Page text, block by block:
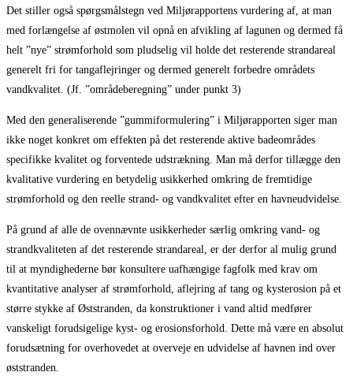
Det stiller også spørgsmålstegn ved Miljørapportens vurdering af, at man
med forlængelse af østmolen vil opnå en afvikling af lagunen og dermed få
helt ”nye” strømforhold som pludselig vil holde det resterende strandareal
generelt fri for tangaflejringer og dermed generelt forbedre områdets
vandkvalitet. (Jf. ”områdeberegning” under punkt 3)
Med den generaliserende ”gummiformulering” i Miljørapporten siger man
ikke noget konkret om effekten på det resterende aktive badeområdes
specifikke kvalitet og forventede udstrækning. Man må derfor tillægge den
kvalitative vurdering en betydelig usikkerhed omkring de fremtidige
strømforhold og den reelle strand- og vandkvalitet efter en havneudvidelse.
På grund af alle de ovennævnte usikkerheder særlig omkring vand- og
strandkvaliteten af det resterende strandareal, er der derfor al mulig grund
til at myndighederne bør konsultere uafhængige fagfolk med krav om
kvantitative analyser af strømforhold, aflejring af tang og kysterosion på et
større stykke af Øststranden, da konstruktioner i vand altid medfører
vanskeligt forudsigelige kyst- og erosionsforhold. Dette må være en absolut
forudsætning for overhovedet at overveje en udvidelse af havnen ind over
øststranden.